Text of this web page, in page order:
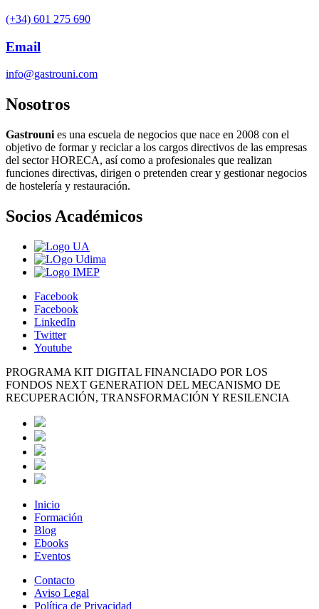
(+34) 601 275 690
Email
info@gastrouni.com
Nosotros
Gastrouni es una escuela de negocios que nace en 2008 con el
objetivo de formar y reciclar a los cargos directivos de las empresas
del sector HORECA, así como a profesionales que realizan
funciones directivas, dirigen o pretenden crear y gestionar negocios
de hostelería y restauración.
Socios Académicos
Facebook
Facebook
LinkedIn
Twitter
Youtube
PROGRAMA KIT DIGITAL FINANCIADO POR LOS
FONDOS NEXT GENERATION DEL MECANISMO DE
RECUPERACIÓN, TRANSFORMACIÓN Y RESILENCIA
Inicio
Formación
Blog
Ebooks
Eventos
Contacto
Aviso Legal
Política de Privacidad